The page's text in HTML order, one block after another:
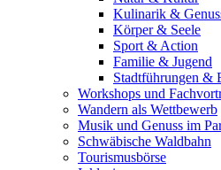
Kulinarik &
Körper & Seele
Sport & Action
Familie & Jugend
Stadtführungen &
Workshops und
Wandern als Wettbewerb
Musik und Genuss im
Schwäbische Waldbahn
Tourismusbörse